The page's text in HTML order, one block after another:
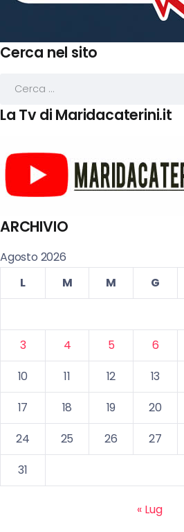
Cerca nel sito
La Tv di Maridacaterini.it
ARCHIVIO
Agosto 2026
L
M M G
3
4 5 6
10
11 12 13
17
18 19 20
24
25 26 27
31
« Lug